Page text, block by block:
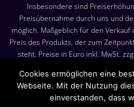
Insbesondere sind
Preisübernahme durch uns und
möglich. Maßgeblich für den
Preis des Produkts, der zum
steht. Preise in Euro inkl. MwSt.
angegeben, die Kosten für den
die im Warenkorb von Amazon
Produktbilder: Die angezeigten
Cookies ermöglichen eine
Webseite. Mit der Nutzung
einverstanden, dass